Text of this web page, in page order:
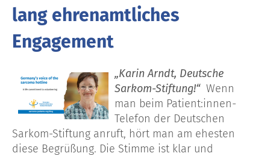
lang ehrenamtliches
Engagement
„Karin Arndt, Deutsche
Sarkom-Stiftung!“Wenn
man beim Patient:innen-
Telefon der Deutschen
Sarkom-Stiftung anruft, hört man am ehesten
diese Begrüßung. Die Stimme ist klar und